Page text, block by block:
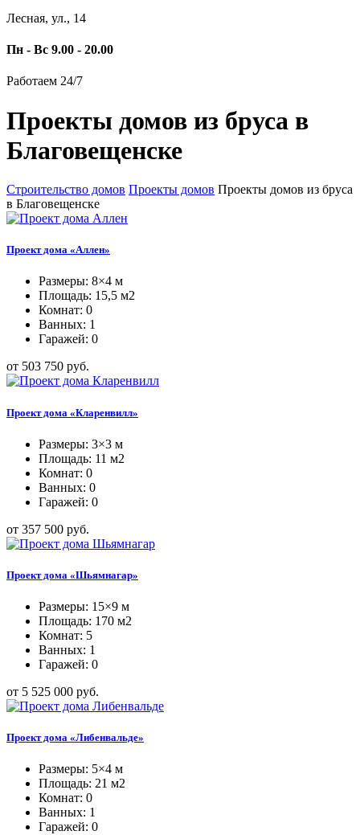
Лесная, ул., 14
Пн - Вс 9.00 - 20.00
Работаем 24/7
Проекты домов из бруса в
Благовещенске
Строительство домов Проекты домов Проекты домов из бруса
в Благовещенске
Проект дома «Аллен»
Размеры: 8×4 м
Площадь: 15,5 м2
Комнат: 0
Ванных: 1
Гаражей: 0
от 503 750 руб.
Проект дома «Кларенвилл»
Размеры: 3×3 м
Площадь: 11 м2
Комнат: 0
Ванных: 0
Гаражей: 0
от 357 500 руб.
Проект дома «Шьямнагар»
Размеры: 15×9 м
Площадь: 170 м2
Комнат: 5
Ванных: 1
Гаражей: 0
от 5 525 000 руб.
Проект дома «Либенвальде»
Размеры: 5×4 м
Площадь: 21 м2
Комнат: 0
Ванных: 1
Гаражей: 0